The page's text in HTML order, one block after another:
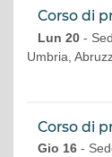
Corso di
Lun 20-
Umbria,
Corso di
Gio 16-